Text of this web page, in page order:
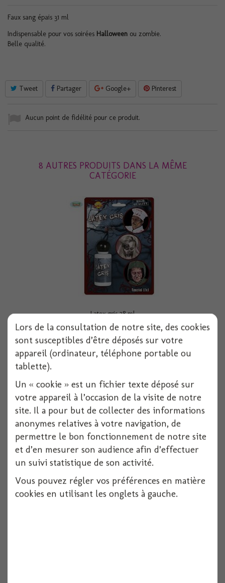
Faux sang épais 31 ml
Indispensable pour vos soirées Halloween ou zombie.
Belle qualité.
Tweet Partager Google+ Pinterest
Aucun point de fidélité pour ce produit.
8 AUTRES PRODUITS DANS LA MÊME
CATÉGORIE
Latex gris 28 ml
1x30ML pièces
Voir
Lors de la consultation de notre site, des cookies
sont susceptibles d’être déposés sur votre
appareil (ordinateur, téléphone portable ou
tablette).
Un « cookie » est un fichier texte déposé sur
votre appareil à l’occasion de la visite de notre
site. Il a pour but de collecter des informations
anonymes relatives à votre navigation, de
permettre le bon fonctionnement de notre site
et d’en mesurer son audience afin d’effectuer
un suivi statistique de son activité.
Vous pouvez régler vos préférences en matière
cookies en utilisant les onglets à gauche.